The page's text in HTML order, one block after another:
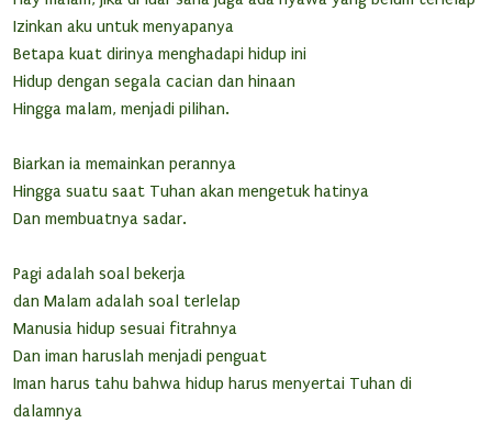
Izinkan aku untuk menyapanya
Betapa kuat dirinya menghadapi hidup ini
Hidup dengan segala cacian dan hinaan
Hingga malam, menjadi pilihan.
Biarkan ia memainkan perannya
Hingga suatu saat Tuhan akan mengetuk hatinya
Dan membuatnya sadar.
Pagi adalah soal bekerja
dan Malam adalah soal terlelap
Manusia hidup sesuai fitrahnya
Dan iman haruslah menjadi penguat
Iman harus tahu bahwa hidup harus menyertai Tuhan di
dalamnya